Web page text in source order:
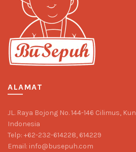
ALAMAT
JL. Raya Bojong No. 144-146 Cilimus,
Indonesia
Telp: +62-232-614228, 614229
Email: info@busepuh.com